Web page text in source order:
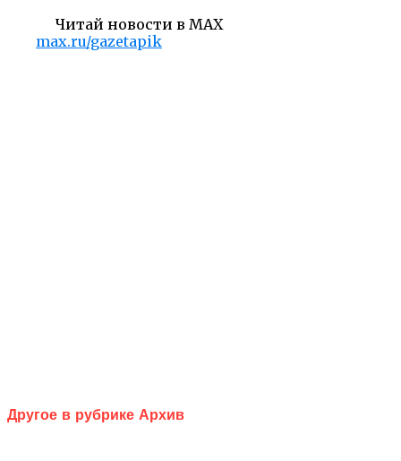
Читай новости в MAX
max.ru/gazetapik
Другое в рубрике Архив